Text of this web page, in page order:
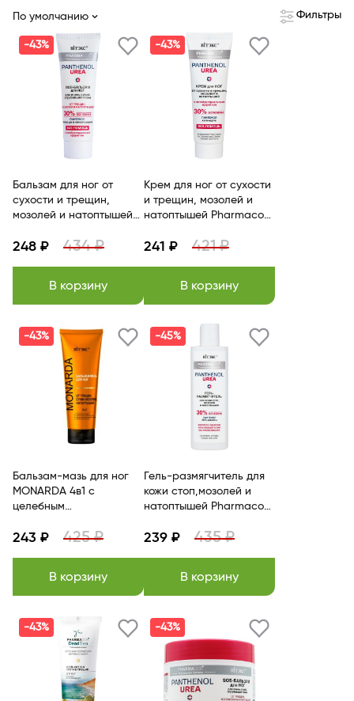
По умолчанию Фильтры
-43%
Бальзам для ног от
сухости и трещин,
мозолей и натоптышей
UREA BITЭКС
248 ₽ 434 ₽
В корзину
-43%
Крем для ног от сухости
и трещин, мозолей и
натоптышей Pharmacos
241 ₽ 421 ₽
В корзину
-43%
Бальзам-мазь для ног
MONARDA 4в1 с
целебным
Витэкс
243 ₽ 425 ₽
В корзину
-45%
Гель-размягчитель для
кожи стоп,мозолей и
натоптышей Pharmacos
239 ₽ 435 ₽
В корзину
-43% -43%